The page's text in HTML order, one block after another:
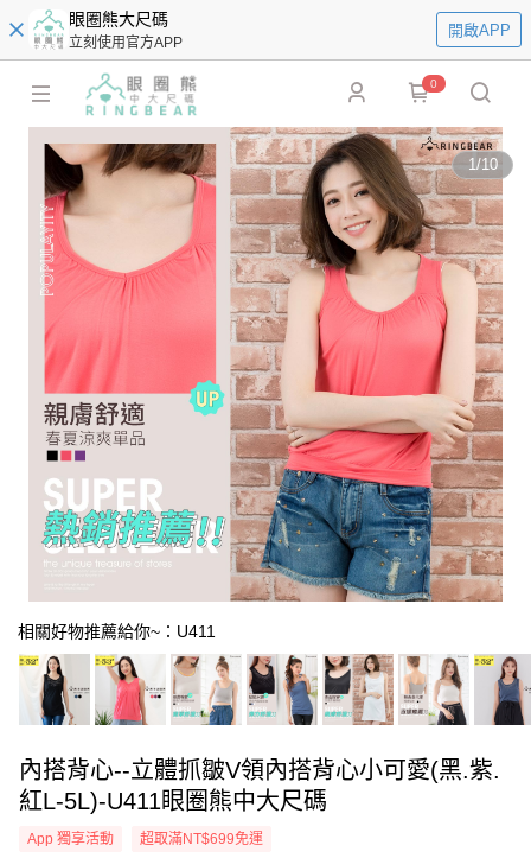
眼圈熊大尺碼
立刻使用官方APP
開啟APP
0
1/10
相關好物推薦給你~：U411
內搭背心--立體抓皺V領內搭背心小可愛(黑.紫.
紅L-5L)-U411眼圈熊中大尺碼
App 獨享活動 超取滿NT$699免運